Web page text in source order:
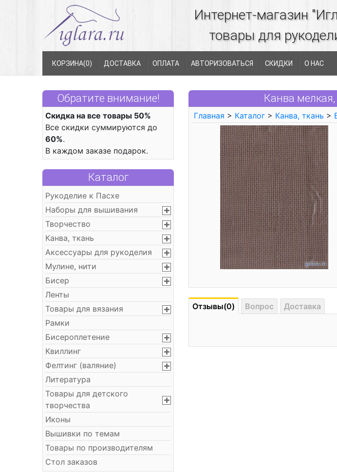
Интернет-магазин
товары для
КОРЗИНА(0) ДОСТАВКА ОПЛАТА АВТОРИЗОВАТЬСЯ СКИДКИ О НАС
Обратите внимание!
Скидка на все товары 50%
Все скидки суммируются до
60%.
В каждом заказе подарок.
Каталог
Рукоделие к Пасхе
Наборы для вышивания
Творчество
Канва, ткань
Аксессуары для рукоделия
Мулине, нити
Бисер
Ленты
Товары для вязания
Рамки
Бисероплетение
Квиллинг
Фелтинг (валяние)
Литература
Товары для детского
творчества
Иконы
Вышивки по темам
Товары по производителям
Стол заказов
Канва
Главная > Каталог > Канва, ткань >
Отзывы(0) Вопрос Доставка